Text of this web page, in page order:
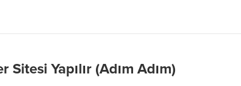
Yapılır (Adım Adım)